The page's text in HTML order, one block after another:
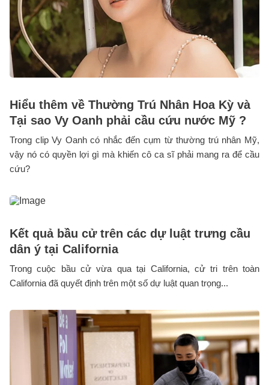
Hiểu thêm về Thường Trú Nhân Hoa Kỳ và
Tại sao Vy Oanh phải cầu cứu nước Mỹ ?
Trong clip Vy Oanh có nhắc đến cụm từ thường trú nhân Mỹ,
vậy nó có quyền lợi gì mà khiến cô ca sĩ phải mang ra để cầu
cứu?
Kết quả bầu cử trên các dự luật trưng cầu
dân ý tại California
Trong cuộc bầu cử vừa qua tại California, cử tri trên toàn
California đã quyết định trên một số dự luật quan trọng...